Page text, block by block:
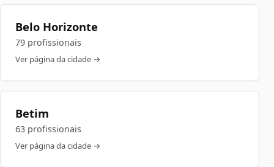
Belo Horizonte
79 profissionais
Ver página da cidade →
Betim
63 profissionais
Ver página da cidade →